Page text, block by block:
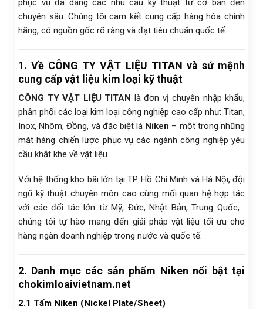
phục vụ đa dạng các nhu cầu kỹ thuật từ cơ bản đến
chuyên sâu. Chúng tôi cam kết cung cấp hàng hóa chính
hãng, có nguồn gốc rõ ràng và đạt tiêu chuẩn quốc tế.
1. Về CÔNG TY VẬT LIỆU TITAN và sứ mệnh
cung cấp vật liệu kim loại kỹ thuật
CÔNG TY VẬT LIỆU TITAN là đơn vị chuyên nhập khẩu,
phân phối các loại kim loại công nghiệp cao cấp như: Titan,
Inox, Nhôm, Đồng, và đặc biệt là Niken – một trong những
mặt hàng chiến lược phục vụ các ngành công nghiệp yêu
cầu khắt khe về vật liệu.
Với hệ thống kho bãi lớn tại TP. Hồ Chí Minh và Hà Nội, đội
ngũ kỹ thuật chuyên môn cao cùng mối quan hệ hợp tác
với các đối tác lớn từ Mỹ, Đức, Nhật Bản, Trung Quốc,…
chúng tôi tự hào mang đến giải pháp vật liệu tối ưu cho
hàng ngàn doanh nghiệp trong nước và quốc tế.
2. Danh mục các sản phẩm Niken nổi bật tại
chokimloaivietnam.net
2.1 Tấm Niken (Nickel Plate/Sheet)